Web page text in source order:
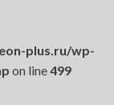
plus.ru/wp-
on line499